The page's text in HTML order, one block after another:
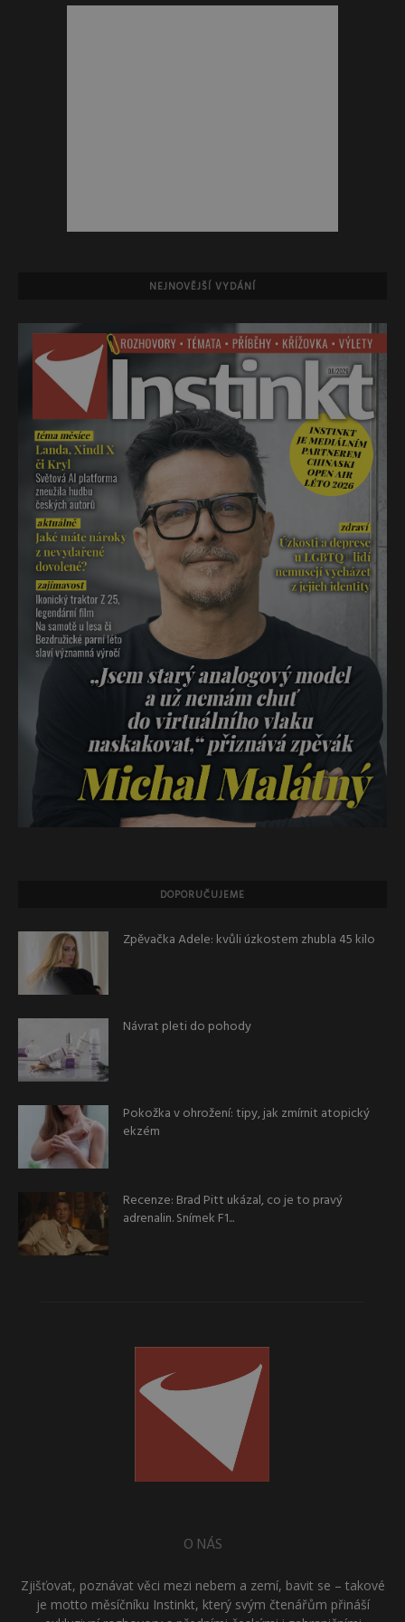
NEJNOVĚJŠÍ VYDÁNÍ
DOPORUČUJEME
Zpěvačka Adele: kvůli úzkostem zhubla 45 kilo
Návrat pleti do pohody
Pokožka v ohrožení: tipy, jak zmírnit atopický
ekzém
Recenze: Brad Pitt ukázal, co je to pravý
adrenalin. Snímek F1...
O NÁS
Zjišťovat, poznávat věci mezi nebem a zemí, bavit se – takové
je motto měsíčníku Instinkt, který svým čtenářům přináší